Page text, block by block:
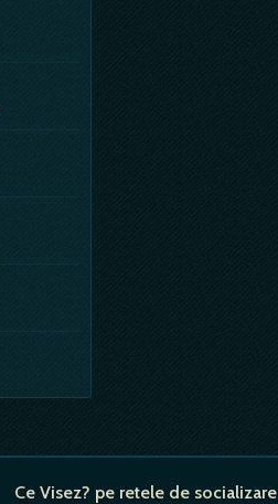
Ce Visez? pe retele de socializare